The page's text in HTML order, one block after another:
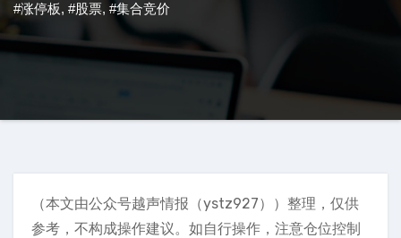
#涨停板, #股票, #集合竞价
（本文由公众号越声情报（ystz927））整理，仅供
参考，不构成操作建议。如自行操作，注意仓位控制